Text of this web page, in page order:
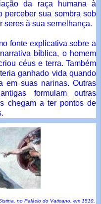
da raça humana à
perceber sua sombra sob
seres à sua semelhança.
fonte explicativa sobre a
bíblica, o homem
céus e terra. Também
ganhado vida quando
em suas narinas. Outras
formulam outras
chegam a ter pontos de
no Palácio do Vaticano, em 1510,